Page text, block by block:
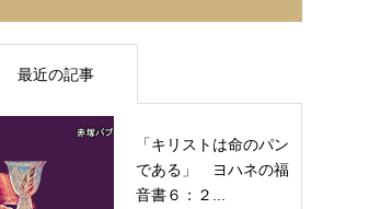
最近の記事
「キリストは命のパン
である」 ヨハネの福
音書６：２...